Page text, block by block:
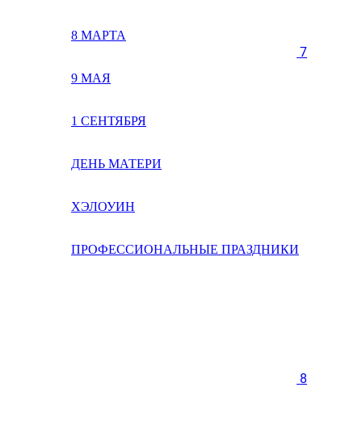
8 МАРТА
9 МАЯ
1 СЕНТЯБРЯ
ДЕНЬ МАТЕРИ
ХЭЛОУИН
ПРОФЕССИОНАЛЬНЫЕ ПРАЗДНИКИ
7
8